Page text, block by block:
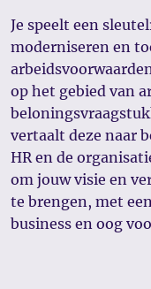
Je speelt een
moderniseren en
op het gebied van
vertaalt deze naar
HR en de
om jouw visie en
te brengen, met
business en oog